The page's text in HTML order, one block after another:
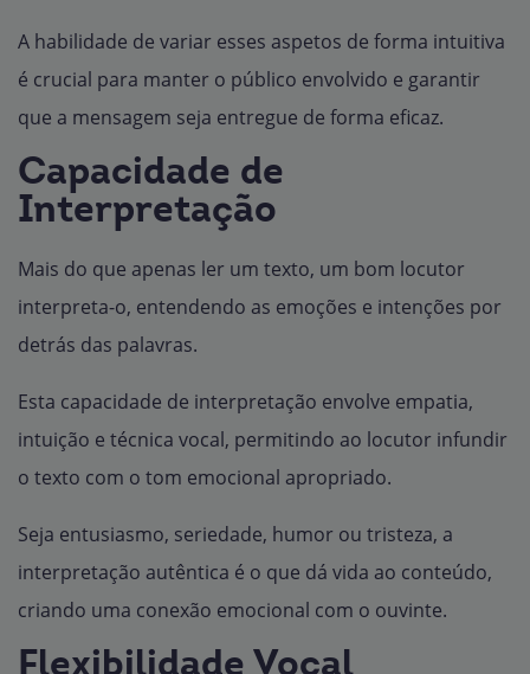
A habilidade de variar esses aspetos de forma intuitiva
é crucial para manter o público envolvido e garantir
que a mensagem seja entregue de forma eficaz.
Capacidade de
Interpretação
Mais do que apenas ler um texto, um bom locutor
interpreta-o, entendendo as emoções e intenções por
detrás das palavras.
Esta capacidade de interpretação envolve empatia,
intuição e técnica vocal, permitindo ao locutor infundir
o texto com o tom emocional apropriado.
Seja entusiasmo, seriedade, humor ou tristeza, a
interpretação autêntica é o que dá vida ao conteúdo,
criando uma conexão emocional com o ouvinte.